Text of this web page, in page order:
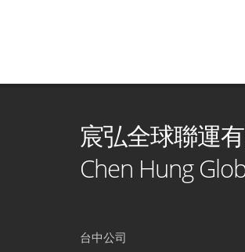
宸弘全球聯運
Chen Hung
台中公司